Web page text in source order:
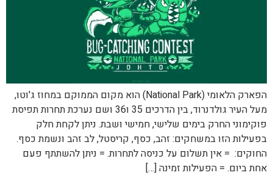
הפארק הלאומי (National Park) הוא מקום הממוקם במחוז ג'וטו,
מעל העיר גולדנרוד, בין הדרכים 35 ו36 ושם נערכת תחרות תפיסת
פוקימוני החרק בימים שלישי, חמישי ושבת. ניתן לקחת חלק
בפעילות הזו במשחקים: זהב, כסף, קריסטל, לב זהב ונשמת כסף.
החוקים: = אין תשלום על כניסה לתחרות. = ניתן להשתתף פעם
אחת ביום. = הפעילות זמינה […]